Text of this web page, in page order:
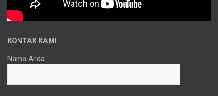
KONTAK KAMI
Nama Anda